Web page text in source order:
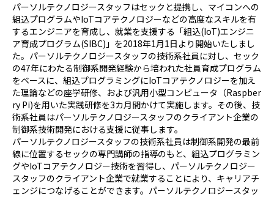
パーソルテクノロジースタッフはセックと提携し、マイコンへの
組込プログラムやIoTコアテクノロジーなどの高度なスキルを有
するエンジニアを育成し、就業を支援する「組込(IoT)エンジニ
ア育成プログラム(SIBC)」を2018年1月1日より開始いたしまし
た。パーソルテクノロジースタッフの技術系社員に対し、セック
の47年にわたる制御系開発経験から培われた社員育成プログラム
をベースに、組込プログラミングにIoTコアテクノロジーを加え
た理論などの座学研修、および汎用小型コンピュータ（Raspber
ry Pi)を用いた実践研修を3カ月間かけて実施します。その後、技
術系社員はパーソルテクノロジースタッフのクライアント企業の
制御系技術開発における支援に従事します。
パーソルテクノロジースタッフの技術系社員は制御系開発の最前
線に位置するセックの専門講師の指導のもと、組込プログラミン
グやIoTコアテクノロジー技術を習得し、パーソルテクノロジー
スタッフのクライアント企業で就業することにより、キャリアチ
ェンジにつなげることができます。パーソルテクノロジースタッ